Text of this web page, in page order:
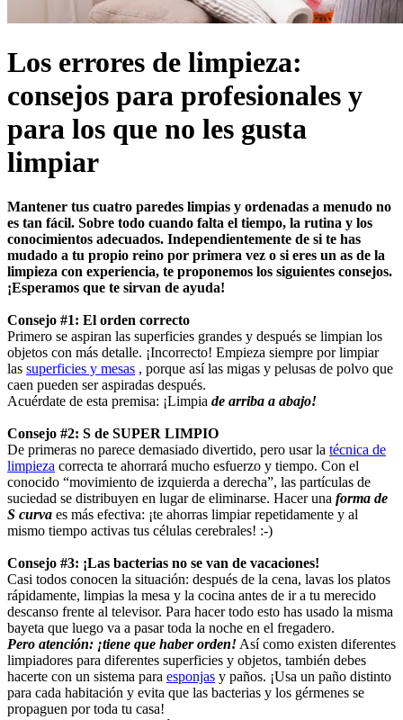
Los errores de limpieza:
consejos para profesionales y
para los que no les gusta
limpiar
Mantener tus cuatro paredes limpias y ordenadas a menudo no
es tan fácil. Sobre todo cuando falta el tiempo, la rutina y los
conocimientos adecuados. Independientemente de si te has
mudado a tu propio reino por primera vez o si eres un as de la
limpieza con experiencia, te proponemos los siguientes consejos.
¡Esperamos que te sirvan de ayuda!
Consejo #1: El orden correcto
Primero se aspiran las superficies grandes y después se limpian los
objetos con más detalle. ¡Incorrecto! Empieza siempre por limpiar
las superficies y mesas , porque así las migas y pelusas de polvo que
caen pueden ser aspiradas después.
Acuérdate de esta premisa: ¡Limpia de arriba a abajo!
Consejo #2: S de SUPER LIMPIO
De primeras no parece demasiado divertido, pero usar la técnica de
limpieza correcta te ahorrará mucho esfuerzo y tiempo. Con el
conocido “movimiento de izquierda a derecha”, las partículas de
suciedad se distribuyen en lugar de eliminarse. Hacer una forma de
S curva es más efectiva: ¡te ahorras limpiar repetidamente y al
mismo tiempo activas tus células cerebrales! :-)
Consejo #3: ¡Las bacterias no se van de vacaciones!
Casi todos conocen la situación: después de la cena, lavas los platos
rápidamente, limpias la mesa y la cocina antes de ir a tu merecido
descanso frente al televisor. Para hacer todo esto has usado la misma
bayeta que luego va a pasar toda la noche en el fregadero.
Pero atención: ¡tiene que haber orden! Así como existen diferentes
limpiadores para diferentes superficies y objetos, también debes
hacerte con un sistema para esponjas y paños. ¡Usa un paño distinto
para cada habitación y evita que las bacterias y los gérmenes se
propaguen por toda tu casa!